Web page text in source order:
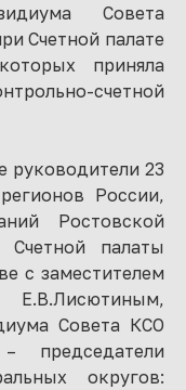
Совета
Счетной палате
приняла
счетной
руководители 23
России,
Ростовской
палаты
с заместителем
Совета КСО
округов: